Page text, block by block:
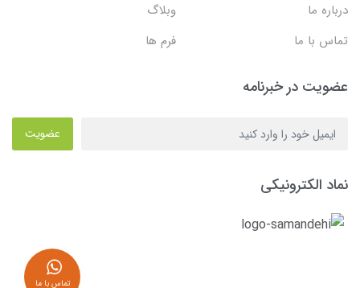
درباره ما
وبلاگ
تماس با ما
فرم ها
عضویت در خبرنامه
عضویت
نماد الکترونیکی
تماس با ما